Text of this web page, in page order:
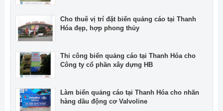
Cho thuê vị trí đặt biển quảng cáo tại Thanh
Hóa đẹp, hợp phong thủy
Thi công biển quảng cáo tại Thanh Hóa cho
Công ty cổ phần xây dựng HB
Làm biển quảng cáo tại Thanh Hóa cho nhãn
hàng dầu động cơ Valvoline